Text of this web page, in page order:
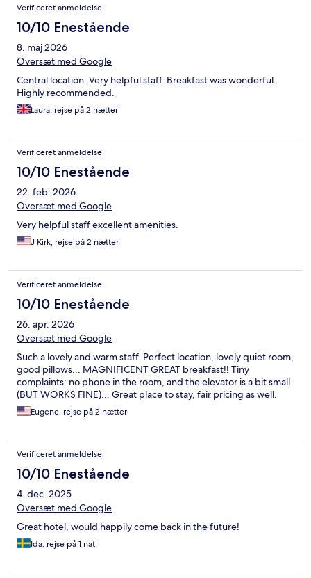
Verificeret anmeldelse
10/10 Enestående
8. maj 2026
Oversæt med Google
Central location. Very helpful staff. Breakfast was wonderful.
Highly recommended.
Laura, rejse på 2 nætter
Verificeret anmeldelse
10/10 Enestående
22. feb. 2026
Oversæt med Google
Very helpful staff excellent amenities.
J Kirk, rejse på 2 nætter
Verificeret anmeldelse
10/10 Enestående
26. apr. 2026
Oversæt med Google
Such a lovely and warm staff. Perfect location, lovely quiet room,
good pillows... MAGNIFICENT GREAT breakfast!! Tiny
complaints: no phone in the room, and the elevator is a bit small
(BUT WORKS FINE)... Great place to stay, fair pricing as well.
Eugene, rejse på 2 nætter
Verificeret anmeldelse
10/10 Enestående
4. dec. 2025
Oversæt med Google
Great hotel, would happily come back in the future!
Ida, rejse på 1 nat